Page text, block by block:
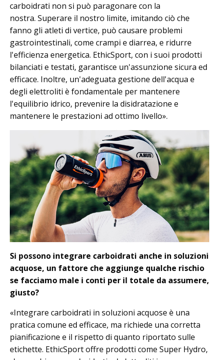
carboidrati non si può paragonare con la
nostra. Superare il nostro limite, imitando ciò che
fanno gli atleti di vertice, può causare problemi
gastrointestinali, come crampi e diarrea, e ridurre
l'efficienza energetica. EthicSport, con i suoi prodotti
bilanciati e testati, garantisce un'assunzione sicura ed
efficace. Inoltre, un'adeguata gestione dell'acqua e
degli elettroliti è fondamentale per mantenere
l'equilibrio idrico, prevenire la disidratazione e
mantenere le prestazioni ad ottimo livello».
Si possono integrare carboidrati anche in soluzioni
acquose, un fattore che aggiunge qualche rischio
se facciamo male i conti per il totale da assumere,
giusto?
«Integrare carboidrati in soluzioni acquose è una
pratica comune ed efficace, ma richiede una corretta
pianificazione e il rispetto di quanto riportato sulle
etichette. EthicSport offre prodotti come Super Hydro,